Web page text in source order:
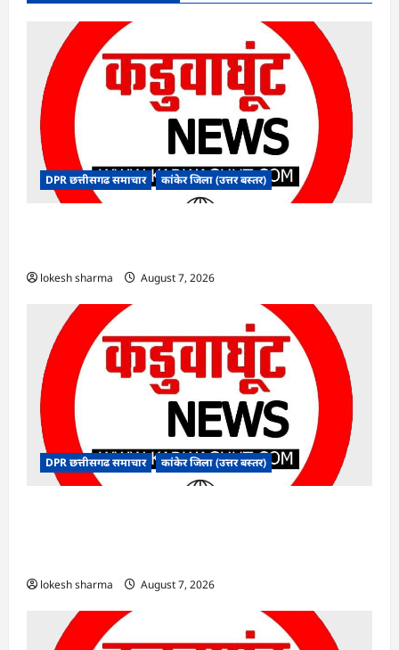
DPR छत्तीसगढ समाचार कांकेर जिला (उत्तर बस्तर)
lokesh sharma August 7, 2026
DPR छत्तीसगढ समाचार कांकेर जिला (उत्तर बस्तर)
lokesh sharma August 7, 2026